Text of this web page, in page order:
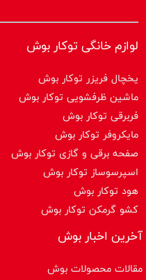
لوازم خانگی توکار بوش
یخچال فریزر توکار بوش
ماشین ظرفشویی توکار بوش
فربرقی توکار بوش
مایکروفر توکار بوش
صفحه برقی و گازی توکار بوش
اسپرسوساز توكار بوش
هود توکار بوش
کشو گرمکن توکار بوش
آخرین اخبار بوش
مقالات محصولات بوش